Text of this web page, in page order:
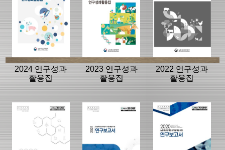
2024 연구성과
활용집
2023 연구성과
활용집
2022 연구성과
활용집